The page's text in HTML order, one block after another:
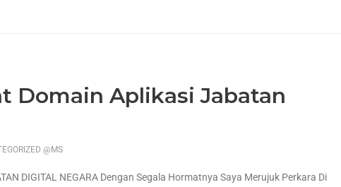
Domain Aplikasi Jabatan
@MS
DIGITAL NEGARA Dengan Segala Hormatnya Saya Merujuk Perkara Di